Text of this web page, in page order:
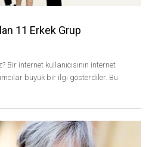
11 Erkek Grup
internet kullanıcısının internet
büyük bir ilgi gösterdiler. Bu